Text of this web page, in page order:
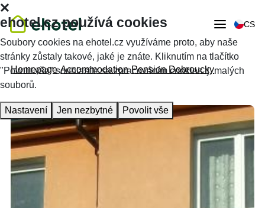
CS
Homepage Accommodation Pension Dobroucky
ehotel.cz používá cookies
Soubory cookies na ehotel.cz využíváme proto, aby naše
stránky zůstaly takové, jaké je znáte. Kliknutím na tlačítko
"Povolit vše" souhlasíte se zpracováním cookies tj. malých
souborů.
Nastavení Jen nezbytné Povolit vše